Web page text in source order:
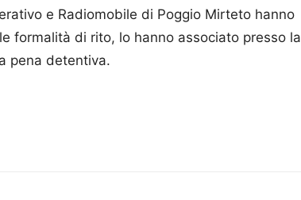
e Radiomobile di Poggio Mirteto hanno
formalità di rito, lo hanno associato presso la
pena detentiva.